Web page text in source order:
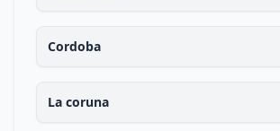
Cordoba
La coruna